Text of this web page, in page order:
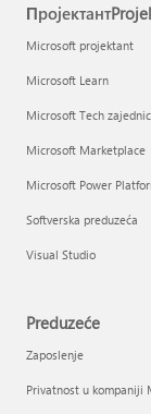
Microsoft projektant
Microsoft Learn
Microsoft Tech
Microsoft Marketplace
Microsoft Power
Softverska preduzeća
Visual Studio
Preduzeće
Zaposlenje
Privatnost u kompaniji